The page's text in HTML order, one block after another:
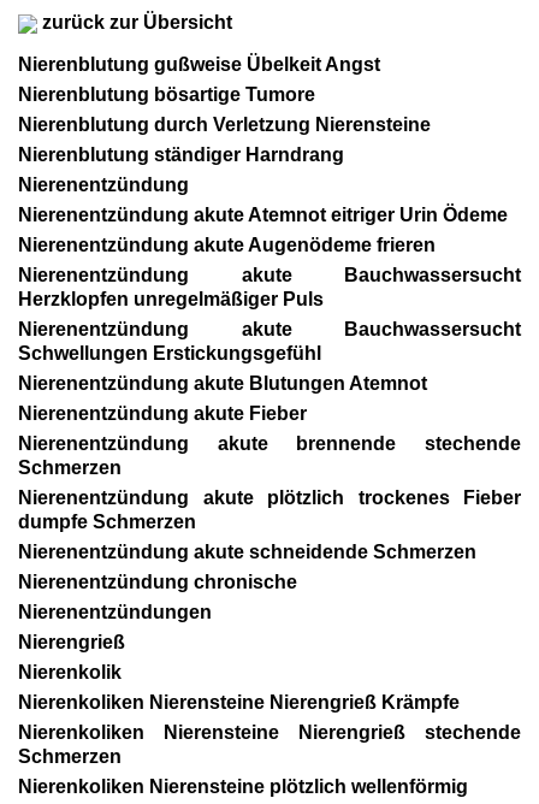
zurück zur Übersicht
Nierenblutung gußweise Übelkeit Angst
Nierenblutung bösartige Tumore
Nierenblutung durch Verletzung Nierensteine
Nierenblutung ständiger Harndrang
Nierenentzündung
Nierenentzündung akute Atemnot eitriger Urin Ödeme
Nierenentzündung akute Augenödeme frieren
Nierenentzündung akute Bauchwassersucht
Herzklopfen unregelmäßiger Puls
Nierenentzündung akute Bauchwassersucht
Schwellungen Erstickungsgefühl
Nierenentzündung akute Blutungen Atemnot
Nierenentzündung akute Fieber
Nierenentzündung akute brennende stechende
Schmerzen
Nierenentzündung akute plötzlich trockenes Fieber
dumpfe Schmerzen
Nierenentzündung akute schneidende Schmerzen
Nierenentzündung chronische
Nierenentzündungen
Nierengrieß
Nierenkolik
Nierenkoliken Nierensteine Nierengrieß Krämpfe
Nierenkoliken Nierensteine Nierengrieß stechende
Schmerzen
Nierenkoliken Nierensteine plötzlich wellenförmig